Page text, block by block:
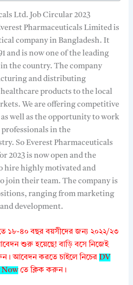
Ltd. Job Circular 2023
Pharmaceuticals Limited is
company in Bangladesh. It
and is now one of the leading
the country. The company
and distributing
products to the local
We are offering competitive
well as the opportunity to work
in the
So Everest Pharmaceuticals
2023 is now open and the
hire highly motivated and
join their team. The company is
ranging from marketing
development.
১৮-৪০ বছর বয়সীদের জন্য ২০২২/২৩
শুরু হয়েছে! বাড়ি বসে নিজেই
আবেদন করতে চাইলে নিচের DV
Nowতে ক্লিক করুন।